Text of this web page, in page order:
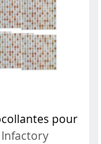
pour
Infactory